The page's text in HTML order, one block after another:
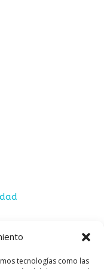
tecnologías como las